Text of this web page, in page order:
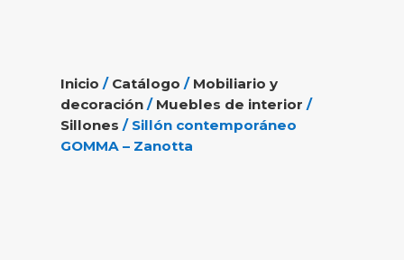
Inicio / Catálogo / Mobiliario y
decoración / Muebles de interior /
Sillones / Sillón contemporáneo
GOMMA – Zanotta